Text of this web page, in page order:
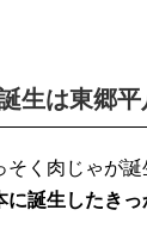
生は東郷
く肉じゃが誕
に誕生したき